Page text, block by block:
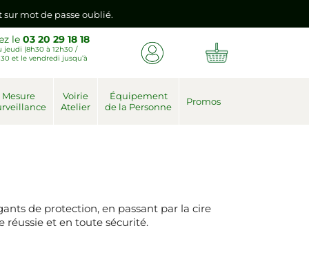
mot de passe oublié.
connexion vers votre nouvel espace client.
sur mot de passe oublié.
le03 20 29 18 18
jeudi (8h30 à 12h30 /
et le vendredi jusqu’à
Mesure
Voirie
Atelier
Équipement
de la Personne
Promos
de protection, en passant par la cire
réussie et en toute sécurité.